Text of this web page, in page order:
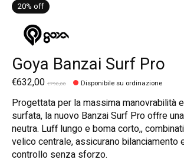
20% off
Goya Banzai Surf Pro
€632,00 €790,00 Disponibile su ordinazione
Progettata per la massima manovrabilità
surfata, la nuovo Banzai Surf Pro offre
neutra. Luff lungo e boma corto,,
velico centrale, assicurano bilanciamento
controllo senza sforzo.